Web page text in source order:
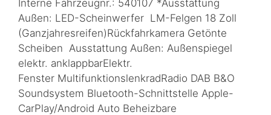
Interne Fahrzeugnr.: 540107 *Ausstattung
Außen: LED-Scheinwerfer LM-Felgen 18 Zoll
(Ganzjahresreifen)Rückfahrkamera Getönte
Scheiben Ausstattung Außen: Außenspiegel
elektr. anklappbarElektr.
Fenster MultifunktionslenkradRadio DAB B&O
Soundsystem Bluetooth-Schnittstelle Apple-
CarPlay/Android Auto Beheizbare